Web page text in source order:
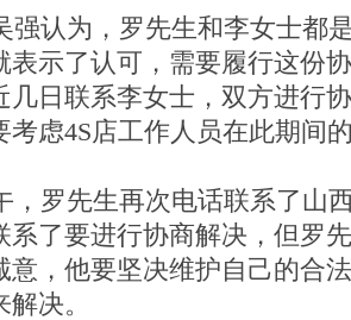
认为，罗先生和李女士都
表示了认可，需要履行这份
几日联系李女士，双方进行
考虑4S店工作人员在此期间
罗先生再次电话联系了山
系了要进行协商解决，但罗
意，他要坚决维护自己的合
决。